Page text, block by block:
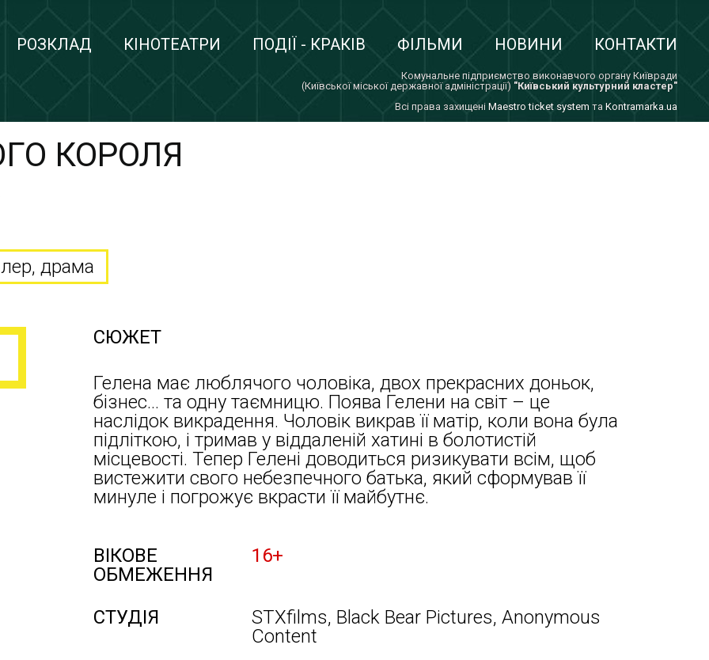
РОЗКЛАД КІНОТЕАТРИ ПОДІЇ - КРАКІВ ФІЛЬМИ НОВИНИ КОНТАКТИ
Комунальне підприємство виконавчого органу Київради
(Київської міської державної адміністрації) "Київський культурний кластер"
Всi права захищенi Maestro ticket system та Kontramarka.ua
КОРОЛЯ
драма
СЮЖЕТ
Гелена має люблячого чоловіка, двох прекрасних доньок,
бізнес… та одну таємницю. Поява Гелени на світ – це
наслідок викрадення. Чоловік викрав її матір, коли вона була
підліткою, і тримав у віддаленій хатині в болотистій
місцевості. Тепер Гелені доводиться ризикувати всім, щоб
вистежити свого небезпечного батька, який сформував її
минуле і погрожує вкрасти її майбутнє.
ВІКОВЕ
ОБМЕЖЕННЯ
16+
СТУДІЯ
STXfilms, Black Bear Pictures, Anonymous
Content